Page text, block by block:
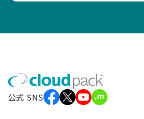
公式 SNS